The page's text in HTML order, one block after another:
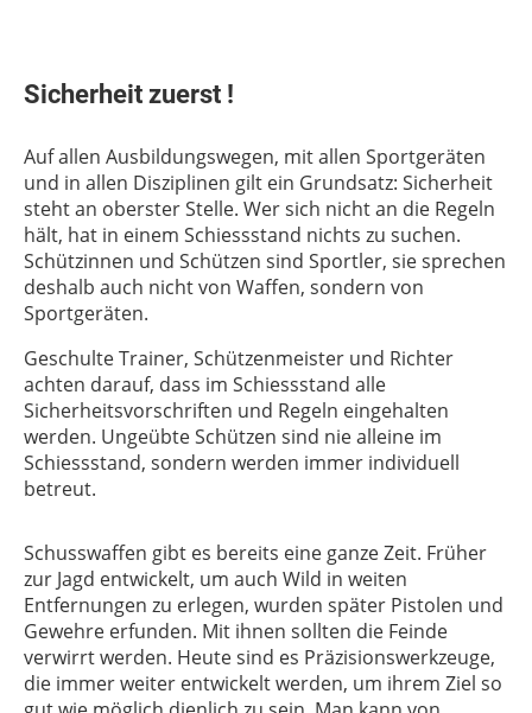
Sicherheit zuerst !
Auf allen Ausbildungswegen, mit allen Sportgeräten
und in allen Disziplinen gilt ein Grundsatz: Sicherheit
steht an oberster Stelle. Wer sich nicht an die Regeln
hält, hat in einem Schiessstand nichts zu suchen.
Schützinnen und Schützen sind Sportler, sie sprechen
deshalb auch nicht von Waffen, sondern von
Sportgeräten.
Geschulte Trainer, Schützenmeister und Richter
achten darauf, dass im Schiessstand alle
Sicherheitsvorschriften und Regeln eingehalten
werden. Ungeübte Schützen sind nie alleine im
Schiessstand, sondern werden immer individuell
betreut.
Schusswaffen gibt es bereits eine ganze Zeit. Früher
zur Jagd entwickelt, um auch Wild in weiten
Entfernungen zu erlegen, wurden später Pistolen und
Gewehre erfunden. Mit ihnen sollten die Feinde
verwirrt werden. Heute sind es Präzisionswerkzeuge,
die immer weiter entwickelt werden, um ihrem Ziel so